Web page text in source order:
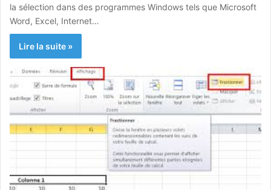
la sélection dans des programmes Windows tels que Microsoft
Word, Excel, Internet…
Lire la suite »